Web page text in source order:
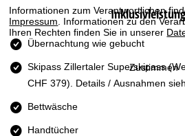
Informationen zum Verantwortlichen
Impressum . Informationen zu den
Ihren Rechten finden Sie in unserer
Zustimmen
t
e Übernachtung wie gebucht
Skipass Zillertaler Superskipass
CHF 379). Details / Ausnahmen
Bettwäsche
Handtücher